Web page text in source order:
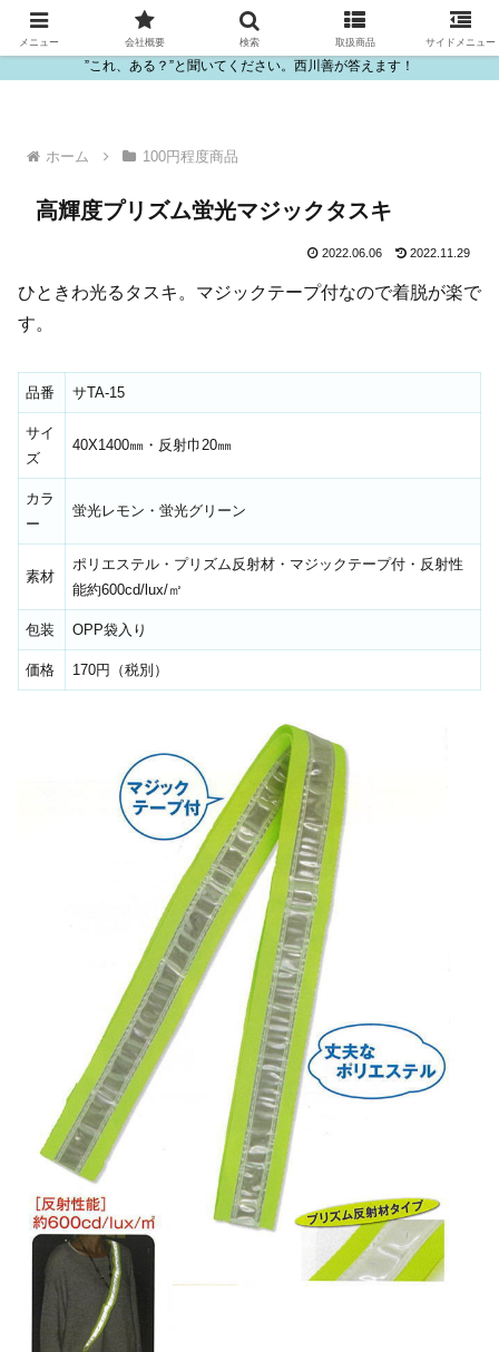
ビニール・プラスチック製品の卸販売は西川善
”これ、ある？”と聞いてください。西川善が答えます！
ホーム 100円程度商品
高輝度プリズム蛍光マジックタスキ
2022.06.06 2022.11.29
ひときわ光るタスキ。マジックテープ付なので着脱が楽で
す。
品番 サTA-15
サイ
ズ
40X1400㎜・反射巾20㎜
カラ
ー
蛍光レモン・蛍光グリーン
素材
ポリエステル・プリズム反射材・マジックテープ付・反射性
能約600cd/lux/㎡
包装 OPP袋入り
価格 170円（税別）
メニュー 会社概要 検索 取扱商品 サイドメニュー